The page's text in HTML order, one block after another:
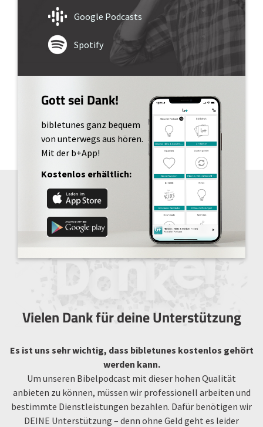
Google Podcasts
Spotify
Gott sei Dank!
bibletunes ganz bequem
von unterwegs aus hören.
Mit der b+App!
Kostenlos erhältlich:
Vielen Dank für deine Unterstützung
Es ist uns sehr wichtig, dass bibletunes kostenlos gehört
werden kann.
Um unseren Bibelpodcast mit dieser hohen Qualität
anbieten zu können, müssen wir professionell arbeiten und
bestimmte Dienstleistungen bezahlen. Dafür benötigen wir
DEINE Unterstützung – denn ohne Geld geht es leider